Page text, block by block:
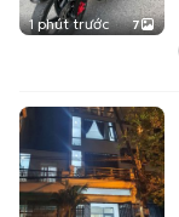
1 phút trước 7